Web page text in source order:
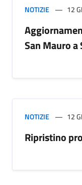
NOTIZIE 12
San Mauro a
NOTIZIE 12
Ripristino